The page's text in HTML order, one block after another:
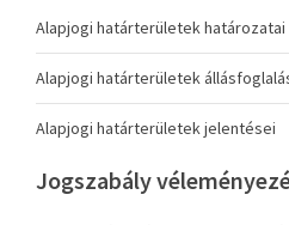
Alapjogi határterületek határozatai
Alapjogi határterületek
Alapjogi határterületek jelentései
Jogszabály